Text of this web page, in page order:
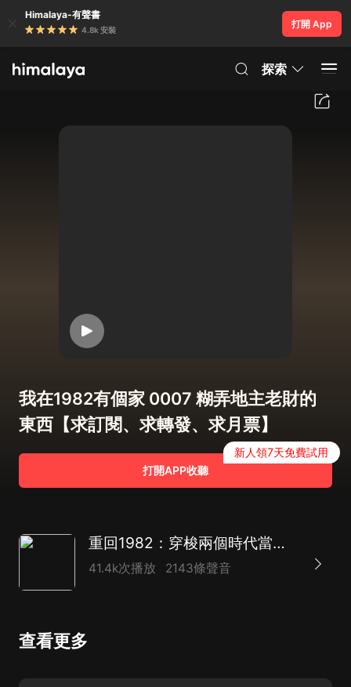
Himalaya-有聲書
4.8k 安裝
打開 App
探索
我在1982有個家 0007 糊弄地主老財的
東西【求訂閱、求轉發、求月票】
打開APP收聽
新人領7天免費試用
重回1982：穿梭兩個時代當倒爺|搞笑&致富|全金屬彈殼|多人有聲劇
41.4k次播放 2143條聲音
查看更多